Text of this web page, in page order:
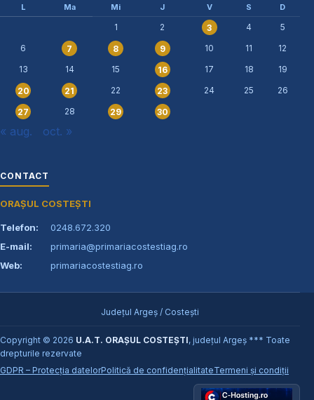
L Ma Mi J V S D
1 2 3 4
5
6
7 8 9 10 11
12
13
14 15 16 17 18 19
20 21 22 23 24 25 26
27 28 29 30
« aug. oct. »
CONTACT
ORAȘUL COSTEȘTI
Telefon:
0248.672.320
E-mail:
primaria@primariacostestiag.ro
Web:
primariacostestiag.ro
Județul Argeș / Costești
Copyright © 2026 U.A.T. ORAȘUL COSTEȘTI, județul Argeș *** Toate
drepturile rezervate
GDPR – Protecția datelorPolitică de confidențialitateTermeni și condiții